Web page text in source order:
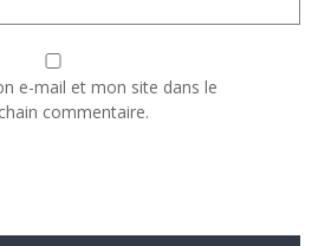
e-mail et mon site dans le
commentaire.